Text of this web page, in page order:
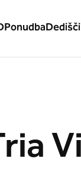
Ponudba